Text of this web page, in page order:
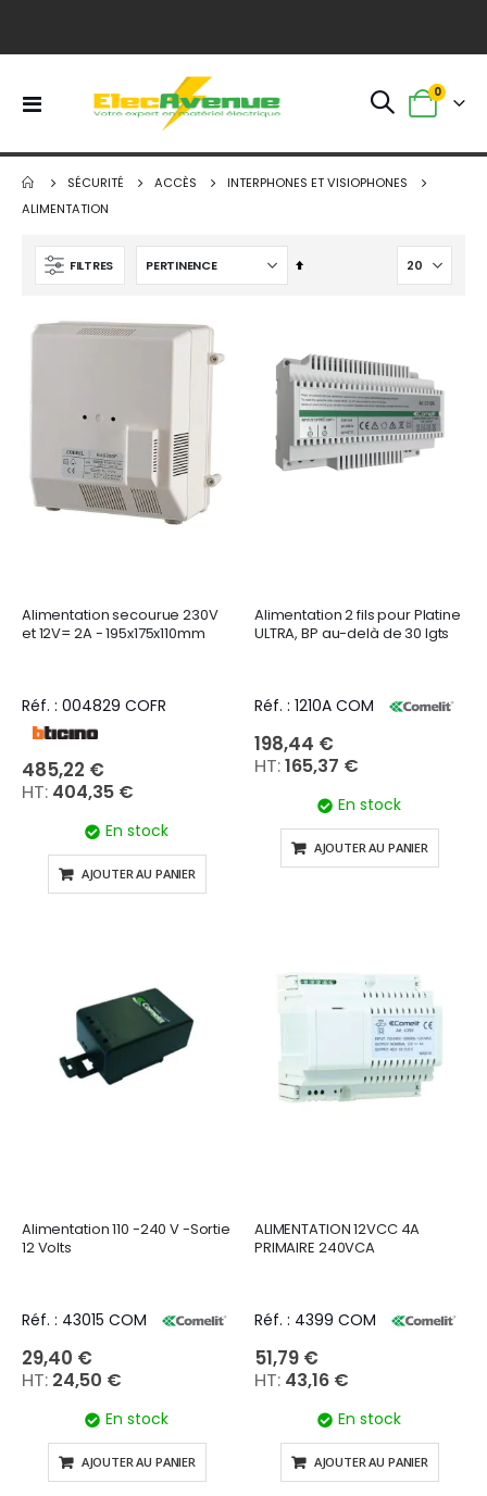
Basculer
Panier
0
SÉCURITÉ ACCÈS
INTERPHONES ET VISIOPHONES
ALIMENTATION
FILTRES
Par
Alimentation secourue 230V
et 12V= 2A - 195x175x110mm
Réf. : 004829 COFR
485,22 €
404,35 €
En stock
AJOUTER AU PANIER
Alimentation 2 fils pour Platine
ULTRA, BP au-delà de 30 lgts
Réf. : 1210A COM
198,44 €
165,37 €
En stock
AJOUTER AU PANIER
Alimentation 110 -240 V -Sortie
12 Volts
Réf. : 43015 COM
29,40 €
24,50 €
En stock
AJOUTER AU PANIER
ALIMENTATION 12VCC 4A
PRIMAIRE 240VCA
Réf. : 4399 COM
51,79 €
43,16 €
En stock
AJOUTER AU PANIER